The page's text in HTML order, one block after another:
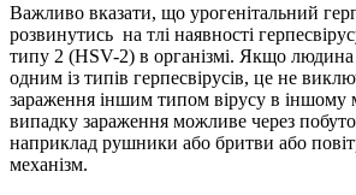
Важливо вказати, що урогенітальний
розвинутись на тлі наявності
типу 2 (HSV-2) в організмі. Якщо людина
одним із типів герпесвірусів, це не
зараження іншим типом вірусу в іншому
випадку зараження можливе через
наприклад рушники або бритви або
механізм.